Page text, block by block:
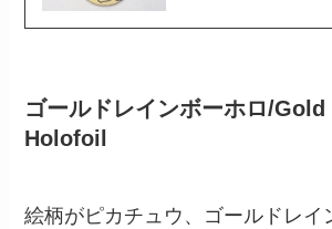
ゴールドレインボーホロ/
Holofoil
絵柄がピカチュウ、ゴールドレイ